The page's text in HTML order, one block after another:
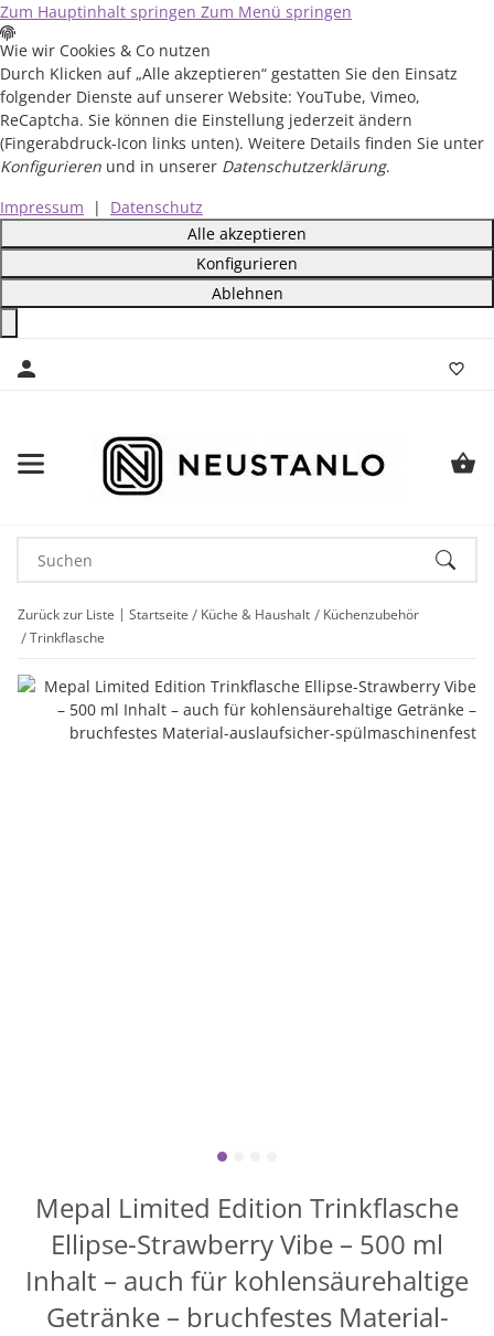
Zum Hauptinhalt springen Zum Menü springen
Wie wir Cookies & Co nutzen
Durch Klicken auf „Alle akzeptieren“ gestatten Sie den Einsatz
folgender Dienste auf unserer Website: YouTube, Vimeo,
ReCaptcha. Sie können die Einstellung jederzeit ändern
(Fingerabdruck-Icon links unten). Weitere Details finden Sie unter
Konfigurieren und in unserer Datenschutzerklärung.
Impressum
|
Datenschutz
Alle akzeptieren
Konfigurieren
Ablehnen
Close
Zurück zur Liste Startseite Küche & Haushalt
Küchenzubehör
Trinkflasche
Mepal Limited Edition Trinkflasche
Ellipse-Strawberry Vibe – 500 ml
Inhalt – auch für kohlensäurehaltige
Getränke – bruchfestes Material-